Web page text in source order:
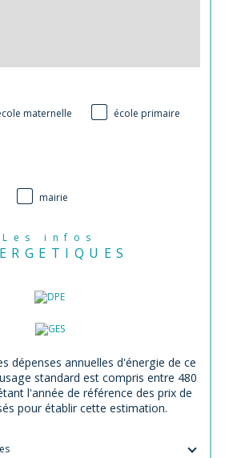
maternelle
école primaire
mairie
Les infos
dépenses annuelles d'énergie de ce
standard est compris entre 480
l'année de référence des prix de
pour établir cette estimation.